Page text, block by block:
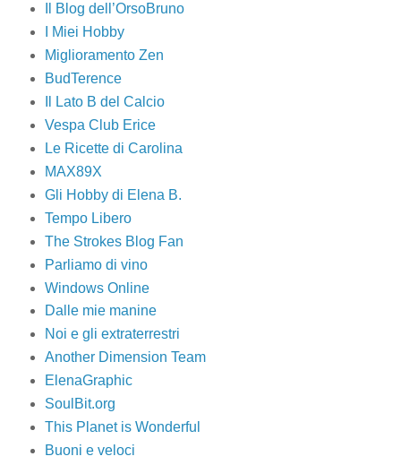
Il Blog dell’OrsoBruno
I Miei Hobby
Miglioramento Zen
BudTerence
Il Lato B del Calcio
Vespa Club Erice
Le Ricette di Carolina
MAX89X
Gli Hobby di Elena B.
Tempo Libero
The Strokes Blog Fan
Parliamo di vino
Windows Online
Dalle mie manine
Noi e gli extraterrestri
Another Dimension Team
ElenaGraphic
SoulBit.org
This Planet is Wonderful
Buoni e veloci